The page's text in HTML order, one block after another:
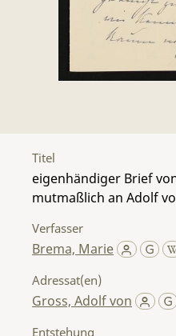
Titel
eigenhändiger Brief
mutmaßlich an Adolf
Verfasser
Brema, Marie
Adressat(en)
Gross, Adolf von
Entstehung